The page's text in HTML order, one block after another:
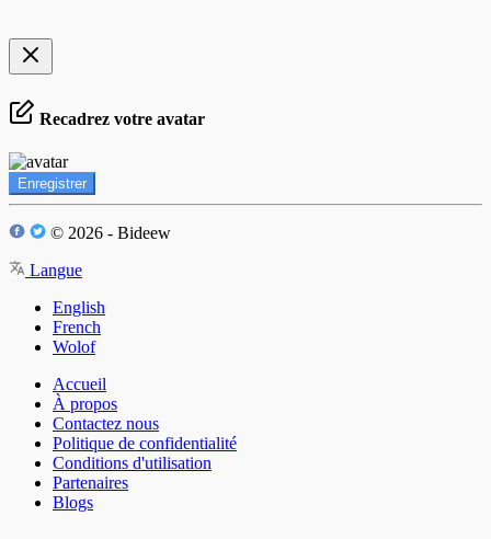
Recadrez votre avatar
Enregistrer
© 2026 - Bideew
Langue
English
French
Wolof
Accueil
À propos
Contactez nous
Politique de confidentialité
Conditions d'utilisation
Partenaires
Blogs